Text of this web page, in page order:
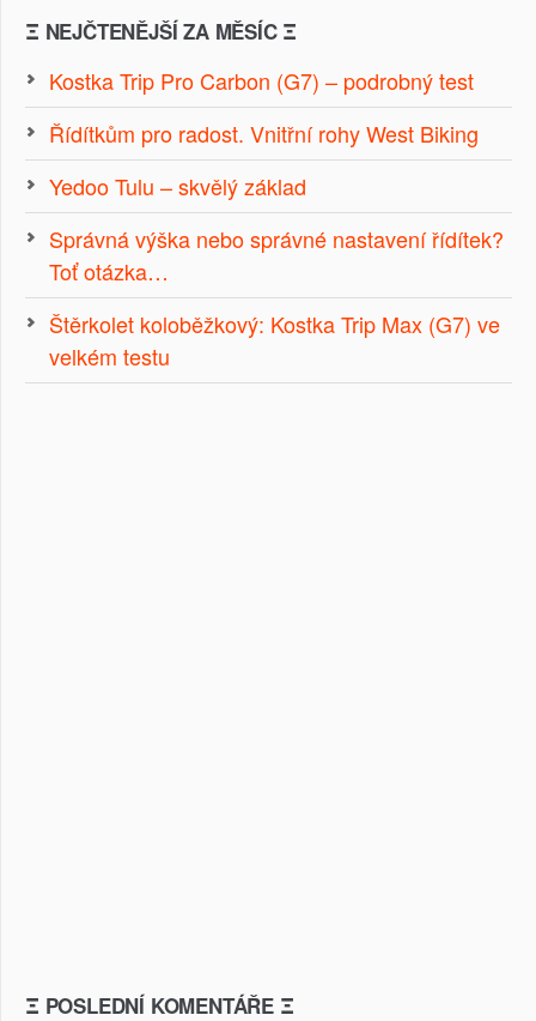
Ξ NEJČTENĚJŠÍ ZA MĚSÍC Ξ
Kostka Trip Pro Carbon (G7) – podrobný test
Řídítkům pro radost. Vnitřní rohy West Biking
Yedoo Tulu – skvělý základ
Správná výška nebo správné nastavení řídítek?
Toť otázka…
Štěrkolet koloběžkový: Kostka Trip Max (G7) ve
velkém testu
Ξ POSLEDNÍ KOMENTÁŘE Ξ